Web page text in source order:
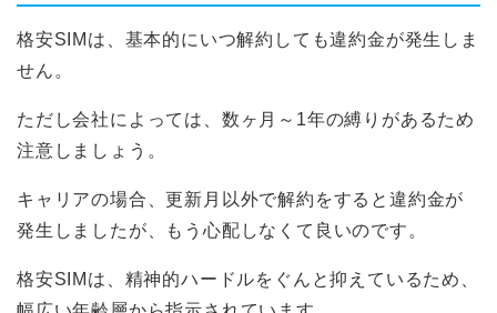
格安SIMは、基本的にいつ解約しても違約金が発生しま
せん。
ただし会社によっては、数ヶ月～1年の縛りがあるため
注意しましょう。
キャリアの場合、更新月以外で解約をすると違約金が
発生しましたが、もう心配しなくて良いのです。
格安SIMは、精神的ハードルをぐんと抑えているため、